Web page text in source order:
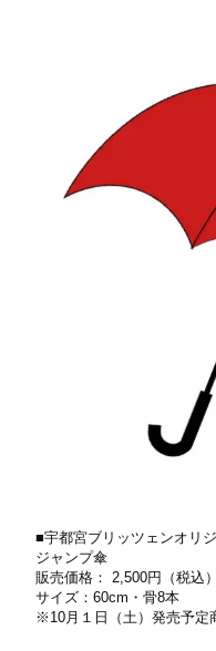
■宇都宮ブリッツェンオリ
ジャンプ傘
販売価格： 2,500円（税込）
サイズ：60cm・⾻8本
※10⽉１⽇（⼟）発売予定